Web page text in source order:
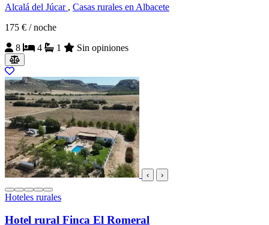
Alcalá del Júcar , Casas rurales en Albacete
175 € / noche
8
4 1 Sin opiniones
‹ ›
Hoteles rurales
Hotel rural Finca El Romeral